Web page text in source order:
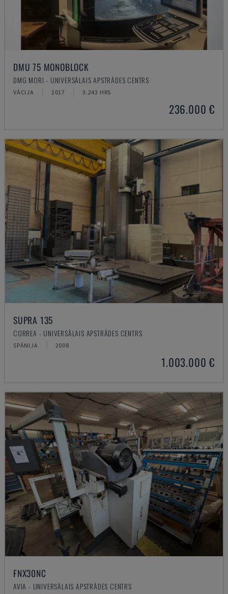
DMU 75 MONOBLOCK
DMG MORI - UNIVERSĀLAIS APSTRĀDES CENTRS
VĀCIJA 2017 3.243 HRS
236.000 €
SUPRA 135
CORREA - UNIVERSĀLAIS APSTRĀDES CENTRS
SPĀNIJA 2008
1.003.000 €
FNX30NC
AVIA - UNIVERSĀLAIS APSTRĀDES CENTRS